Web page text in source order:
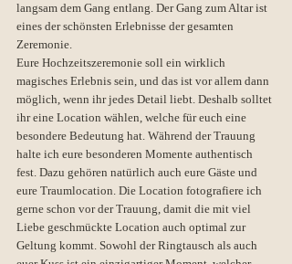
langsam dem Gang entlang. Der Gang zum Altar ist
eines der schönsten Erlebnisse der gesamten
Zeremonie.
Eure Hochzeitszeremonie soll ein wirklich
magisches Erlebnis sein, und das ist vor allem dann
möglich, wenn ihr jedes Detail liebt. Deshalb solltet
ihr eine Location wählen, welche für euch eine
besondere Bedeutung hat. Während der Trauung
halte ich eure besonderen Momente authentisch
fest. Dazu gehören natürlich auch eure Gäste und
eure Traumlocation. Die Location fotografiere ich
gerne schon vor der Trauung, damit die mit viel
Liebe geschmückte Location auch optimal zur
Geltung kommt. Sowohl der Ringtausch als auch